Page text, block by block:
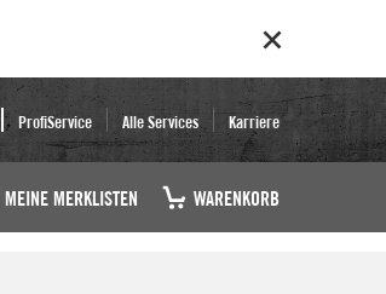
ProfiService Alle Services Karriere
MEINE MERKLISTEN WARENKORB